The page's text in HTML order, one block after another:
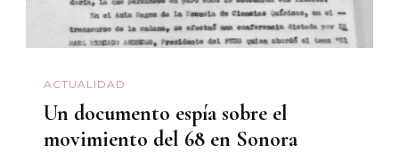
ACTUALIDAD
Un documento espía sobre el
movimiento del 68 en Sonora